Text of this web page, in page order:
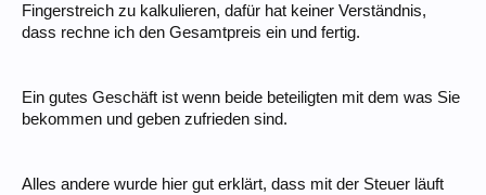
Fingerstreich zu kalkulieren, dafür hat keiner Verständnis,
dass rechne ich den Gesamtpreis ein und fertig.
Ein gutes Geschäft ist wenn beide beteiligten mit dem was Sie
bekommen und geben zufrieden sind.
Alles andere wurde hier gut erklärt, dass mit der Steuer läuft